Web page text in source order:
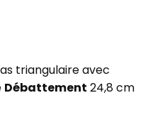
triangulaire avec
Débattement 24,8 cm